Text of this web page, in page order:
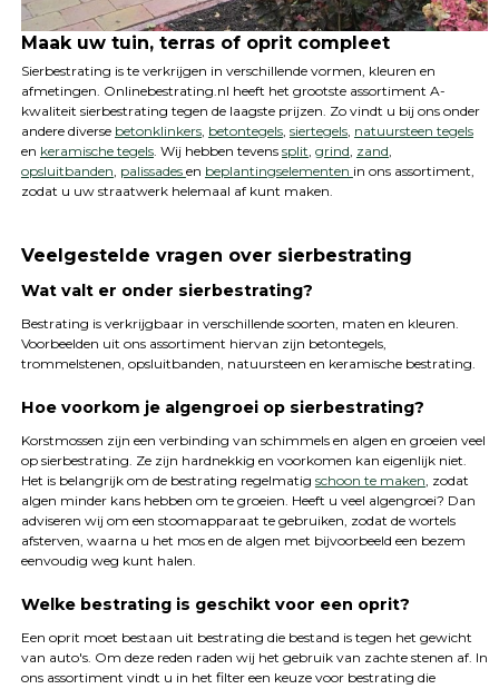
Maak uw tuin, terras of oprit compleet
Sierbestrating is te verkrijgen in verschillende vormen, kleuren en
afmetingen. Onlinebestrating.nl heeft het grootste assortiment A-
kwaliteit sierbestrating tegen de laagste prijzen. Zo vindt u bij ons onder
andere diverse betonklinkers, betontegels, siertegels, natuursteen tegels
en keramische tegels. Wij hebben tevens split grind zand
opsluitbanden palissades en beplantingselementen in ons assortiment,
zodat u uw straatwerk helemaal af kunt maken.
Veelgestelde vragen over sierbestrating
Wat valt er onder sierbestrating?
Bestrating is verkrijgbaar in verschillende soorten, maten en kleuren.
Voorbeelden uit ons assortiment hiervan zijn betontegels,
trommelstenen, opsluitbanden, natuursteen en keramische bestrating.
Hoe voorkom je algengroei op sierbestrating?
Korstmossen zijn een verbinding van schimmels en algen en groeien veel
op sierbestrating. Ze zijn hardnekkig en voorkomen kan eigenlijk niet.
Het is belangrijk om de bestrating regelmatig schoon te maken , zodat
algen minder kans hebben om te groeien. Heeft u veel algengroei? Dan
adviseren wij om een stoomapparaat te gebruiken, zodat de wortels
afsterven, waarna u het mos en de algen met bijvoorbeeld een bezem
eenvoudig weg kunt halen.
Welke bestrating is geschikt voor een oprit?
Een oprit moet bestaan uit bestrating die bestand is tegen het gewicht
van auto's. Om deze reden raden wij het gebruik van zachte stenen af. In
ons assortiment vindt u in het filter een keuze voor bestrating die